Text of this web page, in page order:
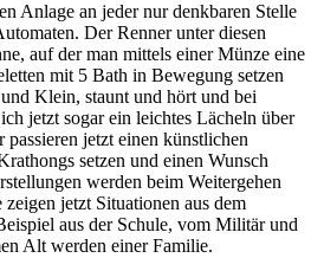
Anlage an jeder nur denkbaren Stelle
Der Renner unter diesen
auf der man mittels einer Münze eine
mit 5 Bath in Bewegung setzen
Klein, staunt und hört und bei
jetzt sogar ein leichtes Lächeln über
jetzt einen künstlichen
setzen und einen Wunsch
werden beim Weitergehen
jetzt Situationen aus dem
aus der Schule, vom Militär und
Alt werden einer Familie.